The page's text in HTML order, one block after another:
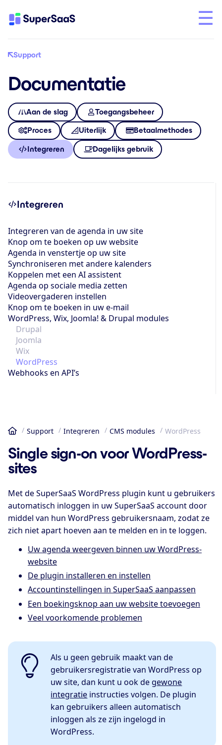
Support
Documentatie
Aan de slag Toegangsbeheer
Proces Uiterlijk Betaalmethodes
Integreren Dagelijks gebruik
Integreren
Integreren van de agenda in uw site
Knop om te boeken op uw website
Agenda in venstertje op uw site
Synchroniseren met andere kalenders
Koppelen met een AI assistent
Agenda op sociale media zetten
Videovergaderen instellen
Knop om te boeken in uw e-mail
WordPress, Wix, Joomla! & Drupal modules
Drupal
Joomla
Wix
WordPress
Webhooks en API’s
Home
Support Integreren CMS modules WordPress
Single sign-on voor WordPress-
sites
Met de SuperSaaS WordPress plugin kunt u gebruikers
automatisch inloggen in uw SuperSaaS account door
middel van hun WordPress gebruikersnaam, zodat ze
zich niet apart hoeven aan te melden en in te loggen.
Uw agenda weergeven binnen uw WordPress-
website
De plugin installeren en instellen
Accountinstellingen in SuperSaaS aanpassen
Een boekingsknop aan uw website toevoegen
Veel voorkomende problemen
Als u geen gebruik maakt van de
gebruikersregistratie van WordPress op
uw site, dan kunt u ook de gewone
integratie instructies volgen. De plugin
kan gebruikers alleen automatisch
inloggen als ze zijn ingelogd in
WordPress.